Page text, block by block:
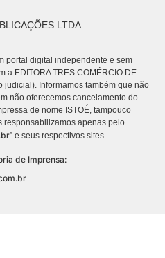
LTDA
portal digital independente e sem
a EDITORA TRES COMÉRCIO DE
judicial). Informamos também que não
não oferecemos cancelamento do
de nome ISTOÉ, tampouco
responsabilizamos apenas pelo
” e seus respectivos sites.
de Imprensa: